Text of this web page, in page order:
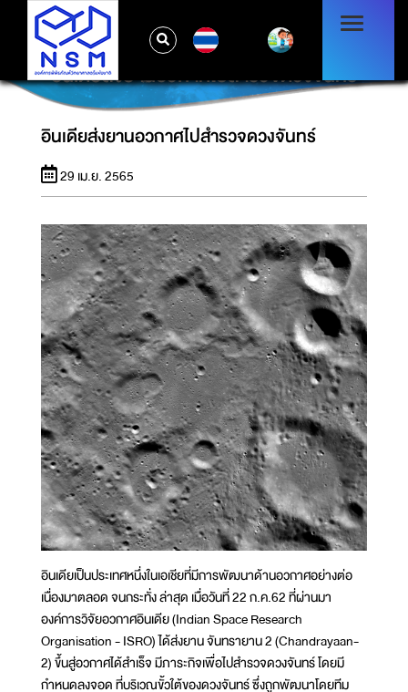
อินเดียส่งยานอวกาศไปสำรวจดวงจันทร์
อินเดียส่งยานอวกาศไปสำรวจดวงจันทร์
29 เม.ย. 2565
อินเดียเป็นประเทศหนึ่งในเอเชียที่มีการพัฒนาด้านอวกาศอย่างต่อ
เนื่องมาตลอด จนกระทั่ง ล่าสุด เมื่อวันที่ 22 ก.ค.62 ที่ผ่านมา
องค์การวิจัยอวกาศอินเดีย (Indian Space Research
Organisation - ISRO) ได้ส่งยาน จันทรายาน 2 (Chandrayaan-
2) ขึ้นสู่อวกาศได้สำเร็จ มีภาระกิจเพื่อไปสำรวจดวงจันทร์ โดยมี
กำหนดลงจอด ที่บริเวณขั้วใต้ของดวงจันทร์ ซึ่งถูกพัฒนาโดยทีม